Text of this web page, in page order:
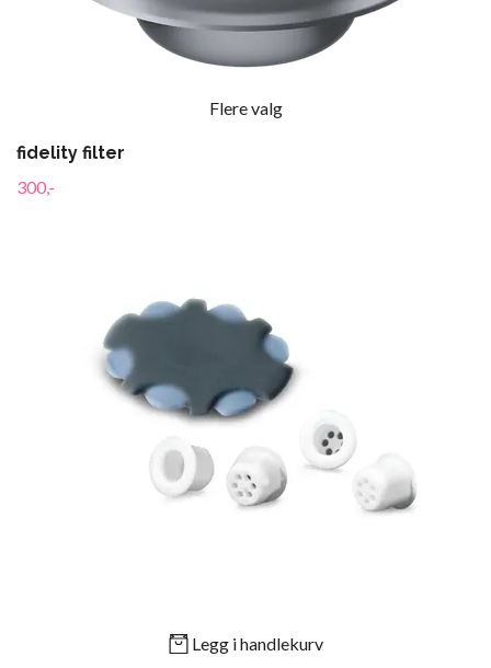
Flere valg
fidelity filter
300,-
Legg i handlekurv